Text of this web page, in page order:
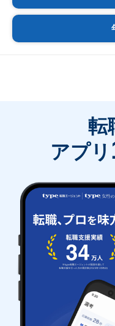
転
アプリ